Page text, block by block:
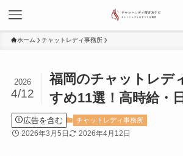
ホーム チャットレディ事務所
福岡のチャットレデ
すめ11選！高時給・
2026
4/12
広告を含む チャットレディ事務所
2026年3月5日 2026年4月12日